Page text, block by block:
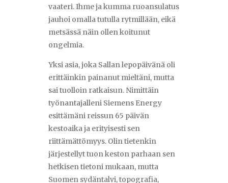
vaateri. Ihme ja kumma ruoansulatus
jauhoi omalla tutulla rytmillään, eikä
metsässä näin ollen koitunut
ongelmia.
Yksi asia, joka Sallan lepopäivänä oli
erittäinkin painanut mieltäni, mutta
sai tuolloin ratkaisun. Nimittäin
työnantajalleni Siemens Energy
esittämäni reissun 65 päivän
kestoaika ja erityisesti sen
riittämättömyys. Olin tietenkin
järjestellyt tuon keston parhaan sen
hetkisen tietoni mukaan, mutta
Suomen sydäntalvi, topografia,